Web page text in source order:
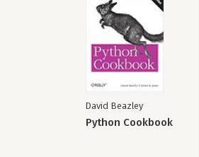
David Beazley
Python Cookbook